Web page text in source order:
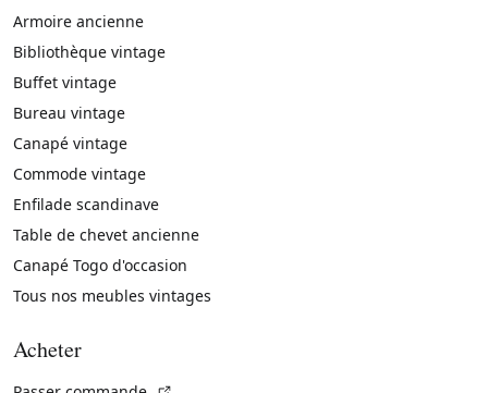
Armoire ancienne
Bibliothèque vintage
Buffet vintage
Bureau vintage
Canapé vintage
Commode vintage
Enfilade scandinave
Table de chevet ancienne
Canapé Togo d'occasion
Tous nos meubles vintages
Acheter